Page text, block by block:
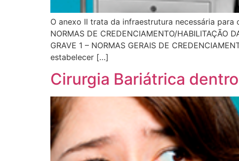
O anexo II trata da infraestrutura necessária
NORMAS DE CREDENCIAMENTO/HABILITAÇÃO
GRAVE 1 – NORMAS GERAIS DE
estabelecer […]
Cirurgia Bariátrica